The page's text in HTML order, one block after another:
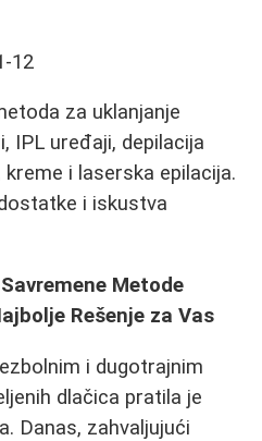
12
za uklanjanje
IPL uređaji, depilacija
i laserska epilacija.
i iskustva
Metode
Rešenje za Vas
i dugotrajnim
dlačica pratila je
Danas, zahvaljujući